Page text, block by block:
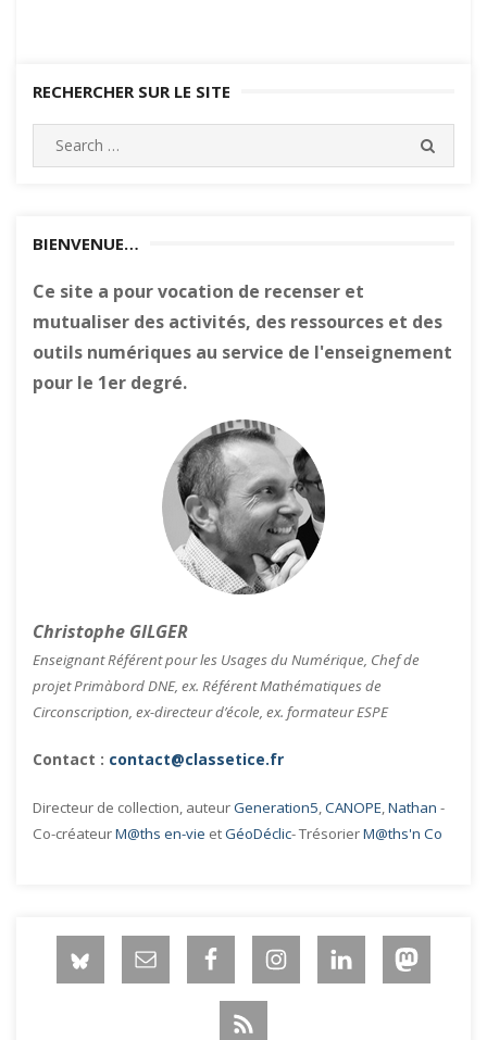
RECHERCHER SUR LE SITE
BIENVENUE…
Ce site a pour vocation de recenser et
mutualiser des activités, des ressources et des
outils numériques au service de l'enseignement
pour le 1er degré.
Christophe GILGER
Enseignant Référent pour les Usages du Numérique, Chef de
projet Primàbord DNE, ex. Référent Mathématiques de
Circonscription, ex-directeur d’école, ex. formateur ESPE
Contact : contact@classetice.fr
Directeur de collection, auteurGeneration5,CANOPE,Nathan -
Co-créateurM@ths en-vie etGéoDéclic- TrésorierM@ths'n Co